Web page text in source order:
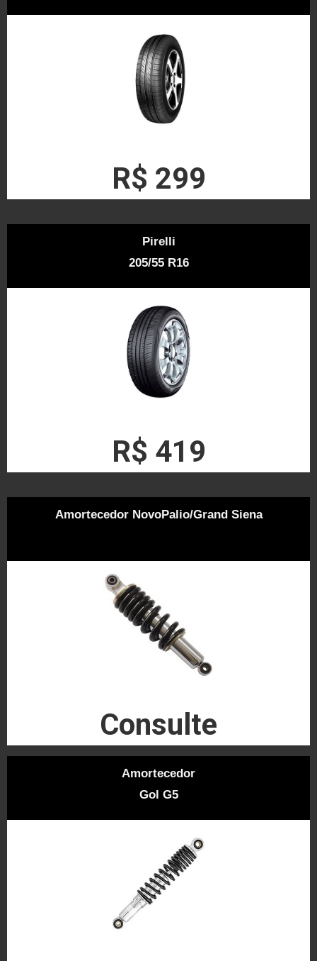
R$ 299
Pirelli
205/55 R16
R$ 419
Amortecedor NovoPalio/Grand Siena
Consulte
Amortecedor
Gol G5